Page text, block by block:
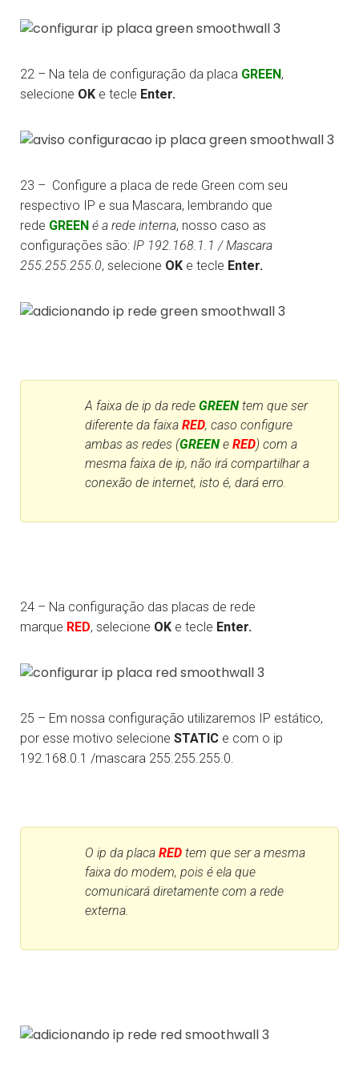
22 – Na tela de configuração da placa GREEN,
selecione OK e tecle Enter.
23 – Configure a placa de rede Green com seu
respectivo IP e sua Mascara, lembrando que
rede GREEN é a rede interna, nosso caso as
configurações são: IP 192.168.1.1 / Mascara
255.255.255.0, selecione OK e tecle Enter.
A faixa de ip da rede GREEN tem que ser
diferente da faixa RED, caso configure
ambas as redes (GREEN e RED) com a
mesma faixa de ip, não irá compartilhar a
conexão de internet, isto é, dará erro.
24 – Na configuração das placas de rede
marque RED, selecione OK e tecle Enter.
25 – Em nossa configuração utilizaremos IP estático,
por esse motivo selecione STATIC e com o ip
192.168.0.1 /mascara 255.255.255.0.
O ip da placa RED tem que ser a mesma
faixa do modem, pois é ela que
comunicará diretamente com a rede
externa.